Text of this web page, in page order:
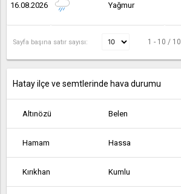
16.08.2026 Yağmur
Sayfa başına satır sayısı: 1 - 10 / 10
Hatay ilçe ve semtlerinde hava durumu
Altınözü Belen
Hamam Hassa
Kırıkhan Kumlu